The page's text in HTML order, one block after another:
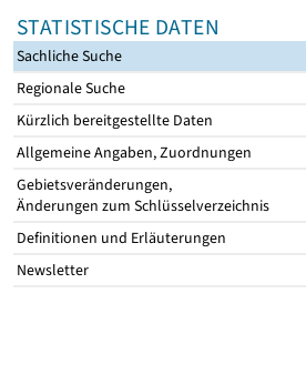
STATISTISCHE DATEN
Sachliche Suche
Regionale Suche
Kürzlich bereitgestellte Daten
Allgemeine Angaben, Zuordnungen
Gebietsveränderungen,
Änderungen zum Schlüsselverzeichnis
Definitionen und Erläuterungen
Newsletter